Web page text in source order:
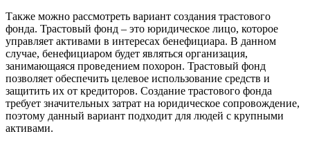
Также можно рассмотреть вариант создания трастового
фонда. Трастовый фонд – это юридическое лицо, которое
управляет активами в интересах бенефициара. В данном
случае, бенефициаром будет являться организация,
занимающаяся проведением похорон. Трастовый фонд
позволяет обеспечить целевое использование средств и
защитить их от кредиторов. Создание трастового фонда
требует значительных затрат на юридическое сопровождение,
поэтому данный вариант подходит для людей с крупными
активами.